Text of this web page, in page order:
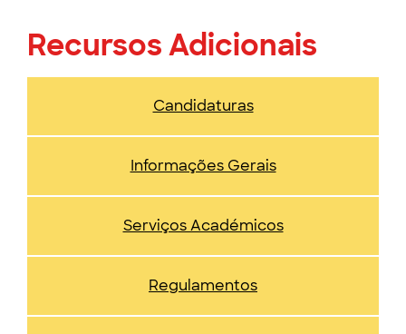
Recursos Adicionais
Candidaturas
Informações Gerais
Serviços Académicos
Regulamentos